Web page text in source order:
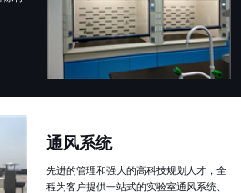
通风系统
先进的管理和强大的高科技规划人才，全
程为客户提供一站式的实验室通风系统、